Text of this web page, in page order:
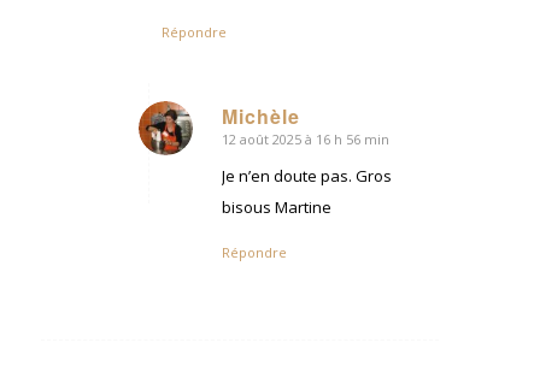
Répondre
Michèle
dit
12 août 2025 à 16 h 56 min
Je n’en doute pas. Gros
bisous Martine
Répondre